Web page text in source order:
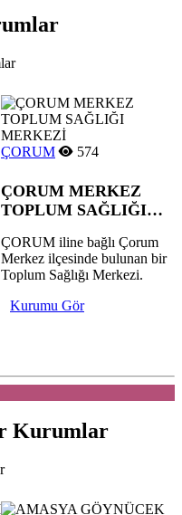
ÇORUM 574
ÇORUM MERKEZ
TOPLUM SAĞLIĞI
ÇORUM iline bağlı Çorum
Merkez ilçesinde bulunan bir
Toplum Sağlığı Merkezi.
Kurumu Gör
Kurumlar